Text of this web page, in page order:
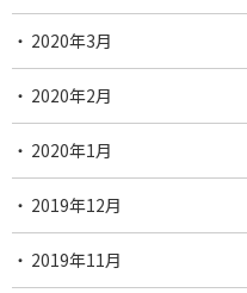
2020年3月
2020年2月
2020年1月
2019年12月
2019年11月